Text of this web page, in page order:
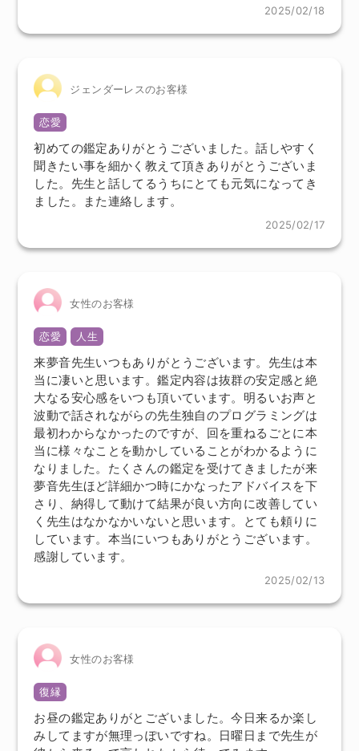
2025/02/18
ジェンダーレスのお客様
恋愛
初めての鑑定ありがとうございました。話しやすく
聞きたい事を細かく教えて頂きありがとうございま
した。先生と話してるうちにとても元気になってき
ました。また連絡します。
2025/02/17
女性のお客様
恋愛 人生
来夢音先生いつもありがとうございます。先生は本
当に凄いと思います。鑑定内容は抜群の安定感と絶
大なる安心感をいつも頂いています。明るいお声と
波動で話されながらの先生独自のプログラミングは
最初わからなかったのですが、回を重ねるごとに本
当に様々なことを動かしていることがわかるように
なりました。たくさんの鑑定を受けてきましたが来
夢音先生ほど詳細かつ時にかなったアドバイスを下
さり、納得して動けて結果が良い方向に改善してい
く先生はなかなかいないと思います。とても頼りに
しています。本当にいつもありがとうございます。
感謝しています。
2025/02/13
女性のお客様
復縁
お昼の鑑定ありがとございました。今日来るか楽し
みしてますが無理っぽいですね。日曜日まで先生が